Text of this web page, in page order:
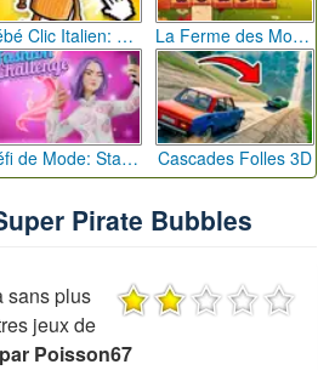
Bébé Clic Italien: La Folie des Petits Bambins La Ferme des Mots - Cultivez votre Vocabulaire
Défi de Mode: Star du Podium Cascades Folles 3D
Pirate Bubbles
sans plus
jeux de
Poisson67